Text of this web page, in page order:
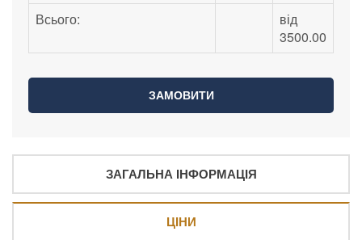
Всього:
від
3500.00
ЗАГАЛЬНА ІНФОРМАЦІЯ
ЦІНИ